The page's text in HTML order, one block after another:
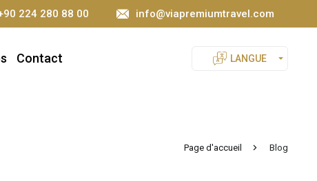
224 280 88 00 info@viapremiumtravel.com
Contact LANGUE
Page d'accueil Blog